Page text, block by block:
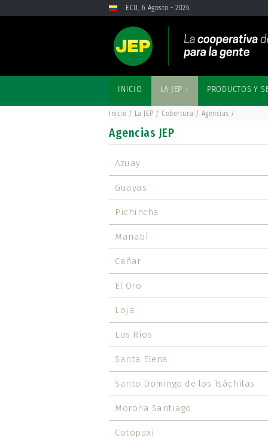
ECU, 6 Agosto - 2026
INICIO LA JEP PRODUCTOS Y
Inicio / La JEP / Cobertura / Agencias /
Agencias JEP
Azuay
Guayas
Pichincha
Manabí
Cañar
El Oro
Loja
Los Ríos
Santa Elena
Santo Domingo de los Tsáchilas
Morona Santiago
Cotopaxi